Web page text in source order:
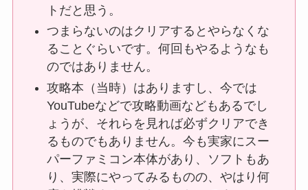
トだと思う。
つまらないのはクリアするとやらなくな
ることぐらいです。何回もやるようなも
のではありません。
攻略本（当時）はありますし、今では
YouTubeなどで攻略動画などもあるでし
ょうが、それらを見れば必ずクリアでき
るものでもありません。今も実家にスー
パーファミコン本体があり、ソフトもあ
り、実際にやってみるものの、やはり何